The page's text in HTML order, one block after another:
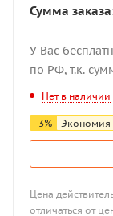
Сумма
У Вас
по РФ, т.к.
Нет в наличии
-3% Экономия
Цена
отличаться от